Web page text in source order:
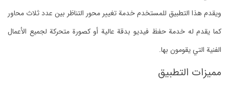
ويقدم هذا التطبيق للمستخدم خدمة تغيير محور التناظر بين عدد ثلاث محاور
كما يقدم له خدمة حفظ فيديو بدقة عالية أو كصورة متحركة لجميع الأعمال
الفنية التي يقومون بها.
مميزات التطبيق